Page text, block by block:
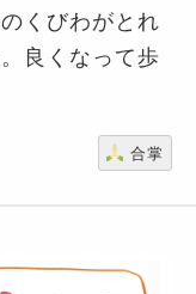
くびわがとれ
良くなって歩
合掌